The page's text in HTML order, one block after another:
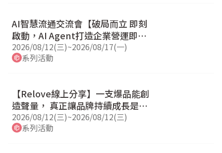
AI智慧流通交流會【破局而立 即刻
啟動，AI Agent打造企業營運即戰
力 】
2026/08/12(三)~2026/08/17(一)
系列活動
【Relove線上分享】一支爆品能創
造聲量， 真正讓品牌持續成長是管
理能力
2026/08/12(三)~2026/08/12(三)
系列活動